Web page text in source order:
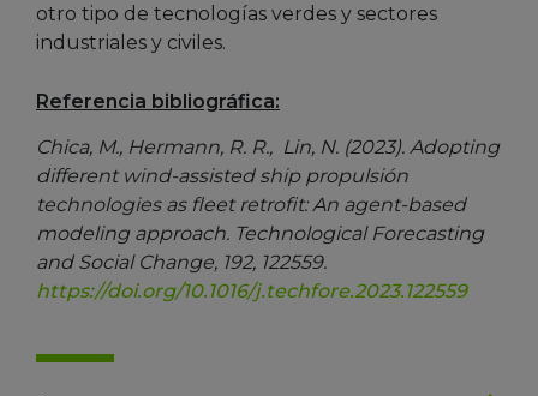
otro tipo de tecnologías verdes y sectores
industriales y civiles.
Referencia bibliográfica:
Chica, M., Hermann, R. R., Lin, N. (2023). Adopting
different wind-assisted ship propulsión
technologies as fleet retrofit: An agent-based
modeling approach. Technological Forecasting
and Social Change, 192, 122559.
https://doi.org/10.1016/j.techfore.2023.122559